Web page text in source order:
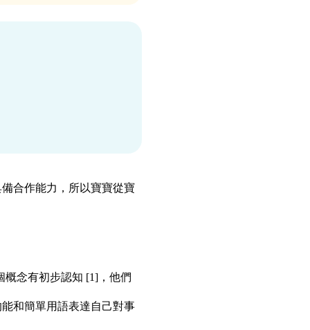
合作能力，所以寶寶從寶
概念有初步認知 [1]，他們
和簡單用語表達自己對事